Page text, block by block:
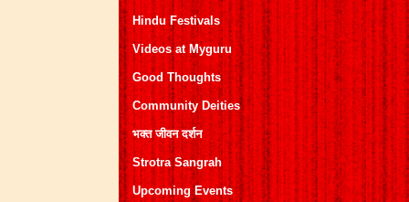
Hindu Festivals
Videos at Myguru
Good Thoughts
Community Deities
भक्त जीवन दर्शन
Strotra Sangrah
Upcoming Events